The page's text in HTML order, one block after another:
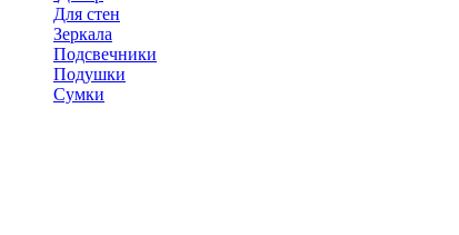
Для стен
Зеркала
Подсвечники
Подушки
Сумки